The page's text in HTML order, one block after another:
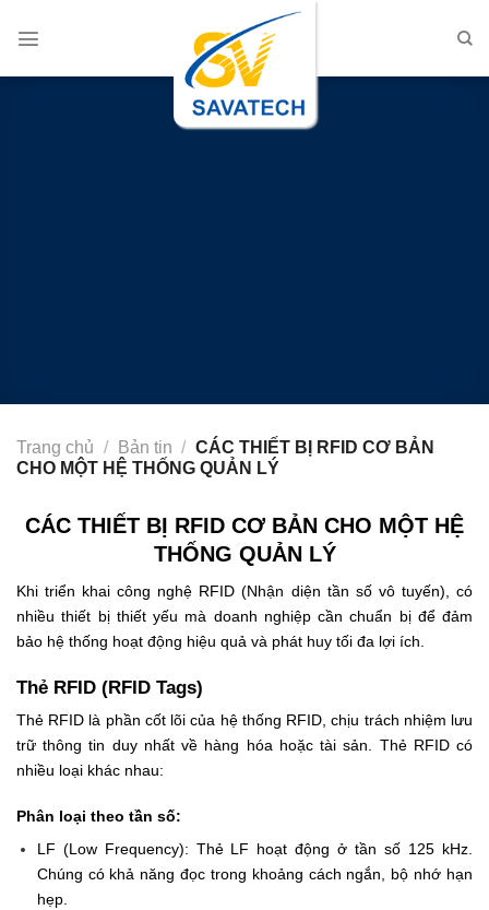
đến
Trang chủ / Bản tin / CÁC THIẾT BỊ RFID CƠ BẢN
CHO MỘT HỆ THỐNG QUẢN LÝ
CÁC THIẾT BỊ RFID CƠ BẢN CHO MỘT HỆ
THỐNG QUẢN LÝ
Khi triển khai công nghệ RFID (Nhận diện tần số vô tuyến), có
nhiều thiết bị thiết yếu mà doanh nghiệp cần chuẩn bị để đảm
bảo hệ thống hoạt động hiệu quả và phát huy tối đa lợi ích.
Thẻ RFID (RFID Tags)
Thẻ RFID là phần cốt lõi của hệ thống RFID, chịu trách nhiệm lưu
trữ thông tin duy nhất về hàng hóa hoặc tài sản. Thẻ RFID có
nhiều loại khác nhau:
Phân loại theo tần số:
LF (Low Frequency): Thẻ LF hoạt động ở tần số 125 kHz.
Chúng có khả năng đọc trong khoảng cách ngắn, bộ nhớ hạn
hẹp.